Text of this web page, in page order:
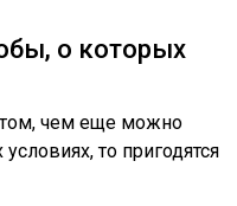
о которых
чем еще можно
то пригодятся